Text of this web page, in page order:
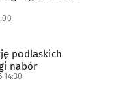
podlaskich
nabór
14:30